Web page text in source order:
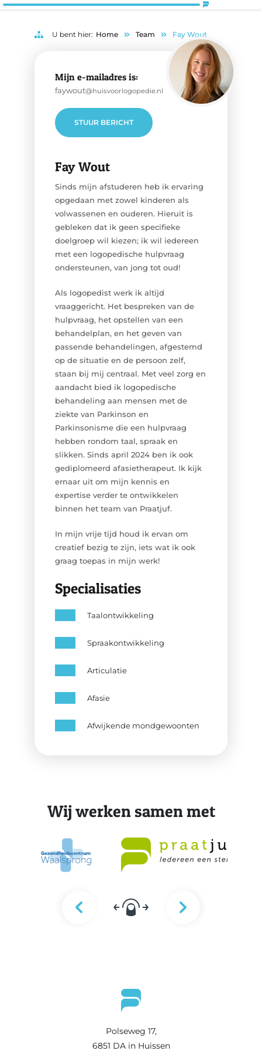
U bent hier: Home Team Fay Wout
Mijn e-mailadres is:
faywout@huisvoorlogopedie.nl
STUUR BERICHT
Fay Wout
Sinds mijn afstuderen heb ik ervaring
opgedaan met zowel kinderen als
volwassenen en ouderen. Hieruit is
gebleken dat ik geen specifieke
doelgroep wil kiezen; ik wil iedereen
met een logopedische hulpvraag
ondersteunen, van jong tot oud!
Als logopedist werk ik altijd
vraaggericht. Het bespreken van de
hulpvraag, het opstellen van een
behandelplan, en het geven van
passende behandelingen, afgestemd
op de situatie en de persoon zelf,
staan bij mij centraal. Met veel zorg en
aandacht bied ik logopedische
behandeling aan mensen met de
ziekte van Parkinson en
Parkinsonisme die een hulpvraag
hebben rondom taal, spraak en
slikken. Sinds april 2024 ben ik ook
gediplomeerd afasietherapeut. Ik kijk
ernaar uit om mijn kennis en
expertise verder te ontwikkelen
binnen het team van Praatjuf.
In mijn vrije tijd houd ik ervan om
creatief bezig te zijn, iets wat ik ook
graag toepas in mijn werk!
Specialisaties
Taalontwikkeling
Spraakontwikkeling
Articulatie
Afasie
Afwijkende mondgewoonten
Wij werken samen met
Polseweg 17,
6851 DA in Huissen